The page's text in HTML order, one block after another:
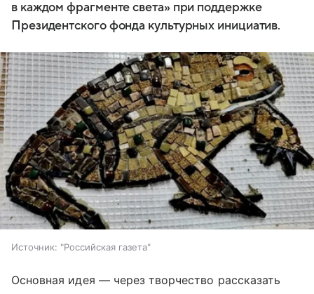
в каждом фрагменте света» при поддержке
Президентского фонда культурных инициатив.
Источник: "Российская газета"
Основная идея — через творчество рассказать